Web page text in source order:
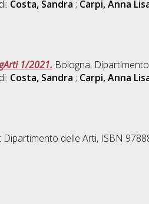
Costa, Sandra ; Carpi, Anna
1/2021. Bologna:
Costa, Sandra ; Carpi, Anna
Dipartimento delle Arti, ISBN